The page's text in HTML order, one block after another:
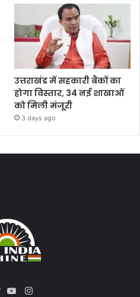
उत्तराखंड में सहकारी बैंकों का
होगा विस्तार, 34 नई शाखाओं
को मिली मंजूरी
3 days ago
Instagram